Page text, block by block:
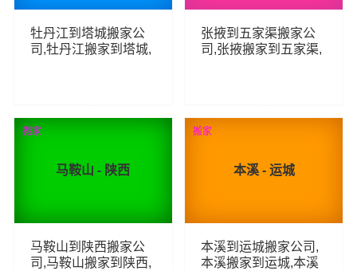
牡丹江到塔城搬家公
司,牡丹江搬家到塔城,
65 查看详细
张掖到五家渠搬家公
司,张掖搬家到五家渠,
83 查看详细
马鞍山 - 陕西
马鞍山到陕西搬家公
司,马鞍山搬家到陕西,
搬家
本溪 - 运城
本溪到运城搬家公司,
本溪搬家到运城,本溪
搬家